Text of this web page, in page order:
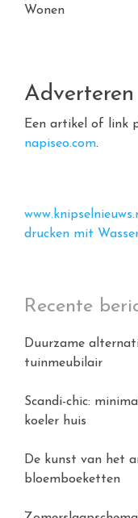
Wonen
Een artikel of link
napiseo.com.
drucken mit
Recente
Duurzame
tuinmeubilair
Scandi-chic:
koeler huis
De kunst van het
bloemboeketten